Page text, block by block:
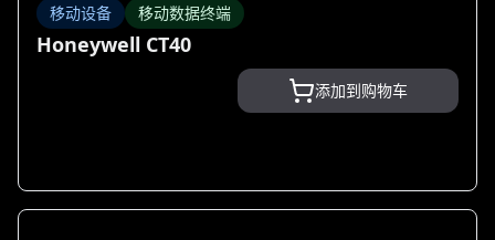
移动设备 移动数据终端
Honeywell CT40
添加到购物车